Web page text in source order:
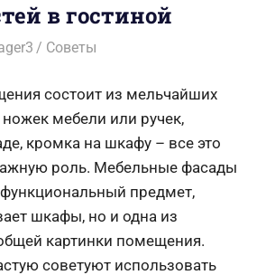
в гостиной
Советы
состоит из мельчайших
мебели или ручек,
кромка на шкафу – все это
роль. Мебельные фасады
предмет,
шкафы, но и одна из
картинки помещения.
советуют использовать